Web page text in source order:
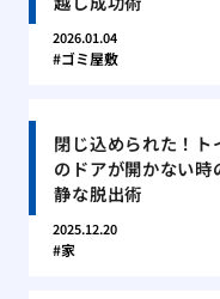
2026.01.04
ゴミ屋敷
閉じ込められた！ト
のドアが開かない時
静な脱出術
2025.12.20
家